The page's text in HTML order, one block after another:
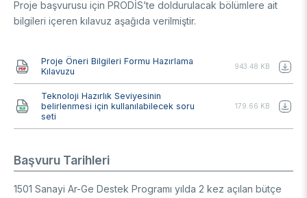
Proje başvurusu için PRODİS’te doldurulacak bölümlere ait
bilgileri içeren kılavuz aşağıda verilmiştir.
Proje Öneri Bilgileri Formu Hazırlama
Kılavuzu
943.48 KB
Teknoloji Hazırlık Seviyesinin
belirlenmesi için kullanılabilecek soru
seti
179.66 KB
Başvuru Tarihleri
1501 Sanayi Ar-Ge Destek Programı yılda 2 kez açılan bütçe